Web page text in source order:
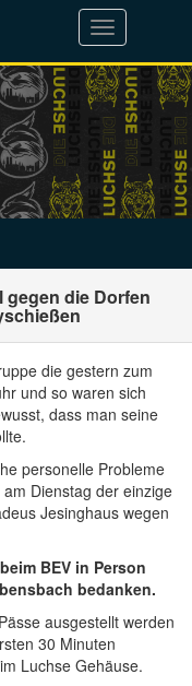
Toggle
navigation
die Dorfen
die gestern zum
und so waren sich
dass man seine
personelle Probleme
Dienstag der einzige
Jesinghaus wegen
BEV in Person
bedanken.
ausgestellt werden
30 Minuten
Luchse Gehäuse.